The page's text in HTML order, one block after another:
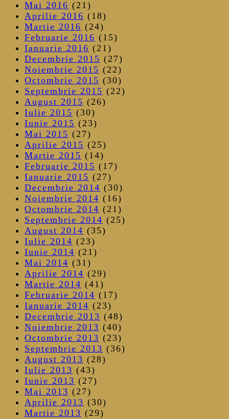
Mai 2016 (21)
Aprilie 2016 (18)
Martie 2016 (24)
Februarie 2016 (15)
Ianuarie 2016 (21)
Decembrie 2015 (27)
Noiembrie 2015 (22)
Octombrie 2015 (30)
Septembrie 2015 (22)
August 2015 (26)
Iulie 2015 (30)
Iunie 2015 (23)
Mai 2015 (27)
Aprilie 2015 (25)
Martie 2015 (14)
Februarie 2015 (17)
Ianuarie 2015 (27)
Decembrie 2014 (30)
Noiembrie 2014 (16)
Octombrie 2014 (21)
Septembrie 2014 (25)
August 2014 (35)
Iulie 2014 (23)
Iunie 2014 (21)
Mai 2014 (31)
Aprilie 2014 (29)
Martie 2014 (41)
Februarie 2014 (17)
Ianuarie 2014 (23)
Decembrie 2013 (48)
Noiembrie 2013 (40)
Octombrie 2013 (23)
Septembrie 2013 (36)
August 2013 (28)
Iulie 2013 (43)
Iunie 2013 (27)
Mai 2013 (27)
Aprilie 2013 (30)
Martie 2013 (29)